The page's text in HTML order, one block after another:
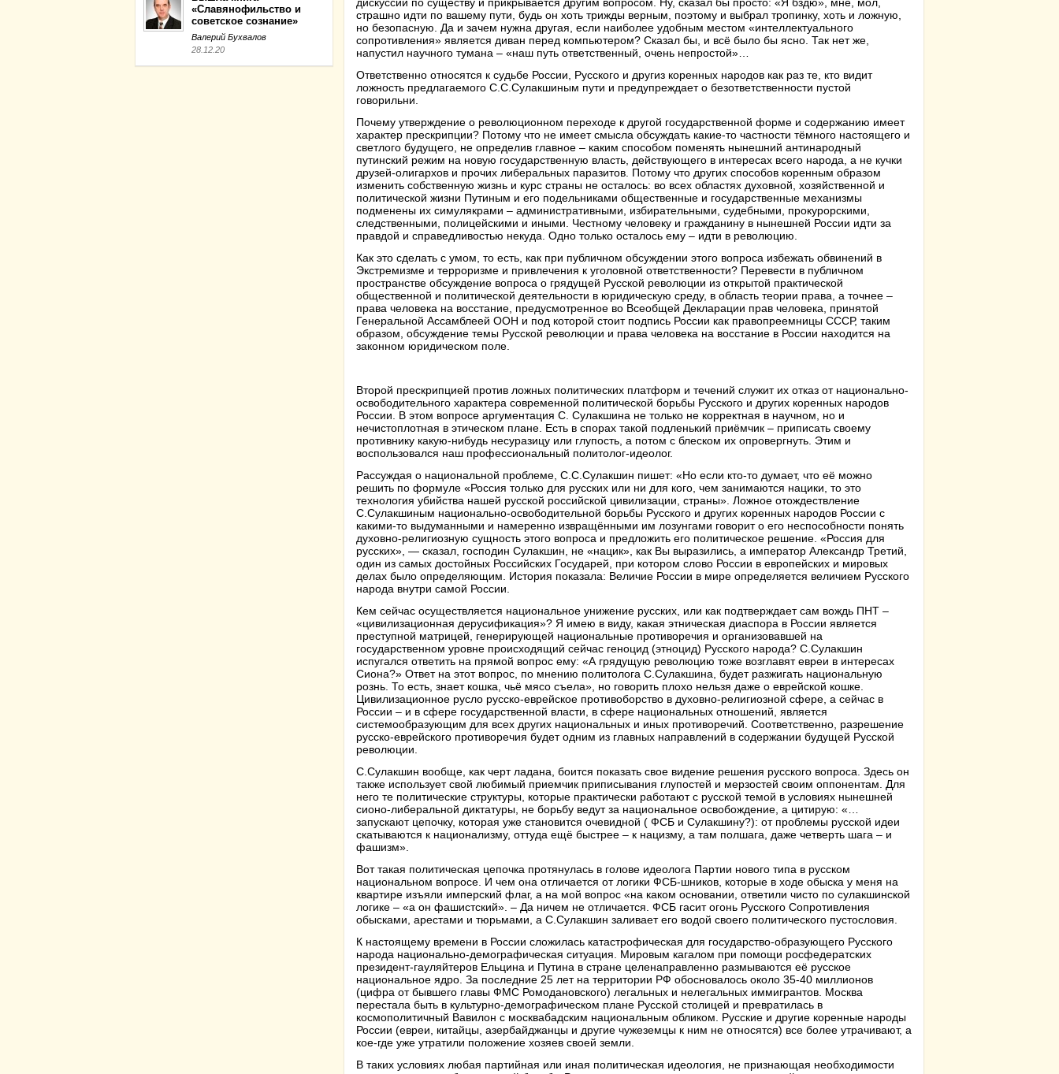
«Славянофильство и
советское сознание»
Валерий Бухвалов
28.12.20
страшно идти по вашему пути, будь он хоть трижды верным, поэтому и выбрал тропинку, хоть и ложную,
но безопасную. Да и зачем нужна другая, если наиболее удобным местом «интеллектуального
сопротивления» является диван перед компьютером? Сказал бы, и всё было бы ясно. Так нет же,
напустил научного тумана – «наш путь ответственный, очень непростой»…
Ответственно относятся к судьбе России, Русского и другиз коренных народов как раз те, кто видит
ложность предлагаемого С.С.Сулакшиным пути и предупреждает о безответственности пустой
говорильни.
Почему утверждение о революционном переходе к другой государственной форме и содержанию имеет
характер прескрипции? Потому что не имеет смысла обсуждать какие-то частности тёмного настоящего и
светлого будущего, не определив главное – каким способом поменять нынешний антинародный
путинский режим на новую государственную власть, действующего в интересах всего народа, а не кучки
друзей-олигархов и прочих либеральных паразитов. Потому что других способов коренным образом
изменить собственную жизнь и курс страны не осталось: во всех областях духовной, хозяйственной и
политической жизни Путиным и его подельниками общественные и государственные механизмы
подменены их симулякрами – административными, избирательными, судебными, прокурорскими,
следственными, полицейскими и иными. Честному человеку и гражданину в нынешней России идти за
правдой и справедливостью некуда. Одно только осталось ему – идти в революцию.
Как это сделать с умом, то есть, как при публичном обсуждении этого вопроса избежать обвинений в
Экстремизме и терроризме и привлечения к уголовной ответственности? Перевести в публичном
пространстве обсуждение вопроса о грядущей Русской революции из открытой практической
общественной и политической деятельности в юридическую среду, в область теории права, а точнее –
права человека на восстание, предусмотренное во Всеобщей Декларации прав человека, принятой
Генеральной Ассамблеей ООН и под которой стоит подпись России как правопреемницы СССР, таким
образом, обсуждение темы Русской революции и права человека на восстание в России находится на
законном юридическом поле.
Второй прескрипцией против ложных политических платформ и течений служит их отказ от национально-
освободительного характера современной политической борьбы Русского и других коренных народов
России. В этом вопросе аргументация С. Сулакшина не только не корректная в научном, но и
нечистоплотная в этическом плане. Есть в спорах такой подленький приёмчик – приписать своему
противнику какую-нибудь несуразицу или глупость, а потом с блеском их опровергнуть. Этим и
воспользовался наш профессиональный политолог-идеолог.
Рассуждая о национальной проблеме, С.С.Сулакшин пишет: «Но если кто-то думает, что её можно
решить по формуле «Россия только для русских или ни для кого, чем занимаются нацики, то это
технология убийства нашей русской российской цивилизации, страны». Ложное отождествление
С.Сулакшиным национально-освободительной борьбы Русского и других коренных народов России с
какими-то выдуманными и намеренно извращёнными им лозунгами говорит о его неспособности понять
духовно-религиозную сущность этого вопроса и предложить его политическое решение. «Россия для
русских», — сказал, господин Сулакшин, не «нацик», как Вы выразились, а император Александр Третий,
один из самых достойных Российских Государей, при котором слово России в европейских и мировых
делах было определяющим. История показала: Величие России в мире определяется величием Русского
народа внутри самой России.
Кем сейчас осуществляется национальное унижение русских, или как подтверждает сам вождь ПНТ –
«цивилизационная дерусификация»? Я имею в виду, какая этническая диаспора в России является
преступной матрицей, генерирующей национальные противоречия и организовавшей на
государственном уровне происходящий сейчас геноцид (этноцид) Русского народа? С.Сулакшин
испугался ответить на прямой вопрос ему: «А грядущую революцию тоже возглавят евреи в интересах
Сиона?» Ответ на этот вопрос, по мнению политолога С.Сулакшина, будет разжигать национальную
рознь. То есть, знает кошка, чьё мясо съела», но говорить плохо нельзя даже о еврейской кошке.
Цивилизационное русло русско-еврейское противоборство в духовно-религиозной сфере, а сейчас в
России – и в сфере государственной власти, в сфере национальных отношений, является
системообразующим для всех других национальных и иных противоречий. Соответственно, разрешение
русско-еврейского противоречия будет одним из главных направлений в содержании будущей Русской
революции.
С.Сулакшин вообще, как черт ладана, боится показать свое видение решения русского вопроса. Здесь он
также использует свой любимый приемчик приписывания глупостей и мерзостей своим оппонентам. Для
него те политические структуры, которые практически работают с русской темой в условиях нынешней
сионо-либеральной диктатуры, не борьбу ведут за национальное освобождение, а цитирую: «…
запускают цепочку, которая уже становится очевидной ( ФСБ и Сулакшину?): от проблемы русской идеи
скатываются к национализму, оттуда ещё быстрее – к нацизму, а там полшага, даже четверть шага – и
фашизм».
Вот такая политическая цепочка протянулась в голове идеолога Партии нового типа в русском
национальном вопросе. И чем она отличается от логики ФСБ-шников, которые в ходе обыска у меня на
квартире изъяли имперский флаг, а на мой вопрос «на каком основании, ответили чисто по сулакшинской
логике – «а он фашистский». – Да ничем не отличается. ФСБ гасит огонь Русского Сопротивления
обысками, арестами и тюрьмами, а С.Сулакшин заливает его водой своего политического пустословия.
К настоящему времени в России сложилась катастрофическая для государство-образующего Русского
народа национально-демографическая ситуация. Мировым кагалом при помощи росфедератских
президент-гауляйтеров Ельцина и Путина в стране целенаправленно размываются её русское
национальное ядро. За последние 25 лет на территории РФ обосновалось около 35-40 миллионов
(цифра от бывшего главы ФМС Ромодановского) легальных и нелегальных иммигрантов. Москва
перестала быть в культурно-демографическом плане Русской столицей и превратилась в
космополитичный Вавилон с москвабадским национальным обликом. Русские и другие коренные народы
России (евреи, китайцы, азербайджанцы и другие чужеземцы к ним не относятся) все более утрачивают, а
кое-где уже утратили положение хозяев своей земли.
В таких условиях любая партийная или иная политическая идеология, не признающая необходимости